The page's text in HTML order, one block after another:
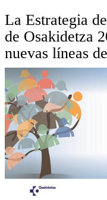
La Estrategia
de Osakidetza
nuevas líneas